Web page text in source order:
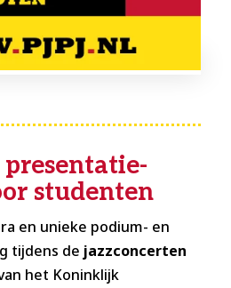
studenten
en unieke podium- en
tijdens de jazzconcerten
het Koninklijk